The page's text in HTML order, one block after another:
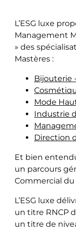
L’ESG luxe
Management
» des
Mastères :
Bijouterie
Mode
Industrie
Direction
Et bien
un parcours
Commercial du
L’ESG luxe
un titre RNCP
un titre de